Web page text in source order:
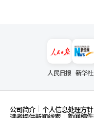
人民日报 新华社
公司简介 个人信息处理方针